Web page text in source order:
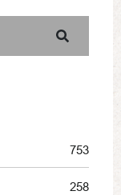
753
258